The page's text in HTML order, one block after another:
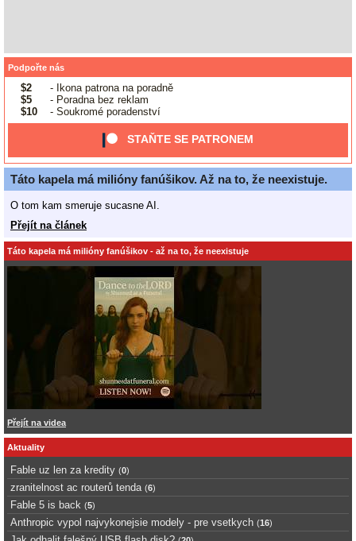
Podpořte nás
$2
- Ikona patrona na poradně
$5
- Poradna bez reklam
$10
- Soukromé poradenství
STAŇTE SE PATRONEM
Táto kapela má milióny fanúšikov. Až na to, že neexistuje.
O tom kam smeruje sucasne AI.
Přejít na článek
Táto kapela má milióny fanúšikov - až na to, že neexistuje
Přejít na videa
Aktuality
Fable uz len za kredity (0)
zranitelnost ac routerů tenda (6)
Fable 5 is back (5)
Anthropic vypol najvykonejsie modely - pre vsetkych (16)